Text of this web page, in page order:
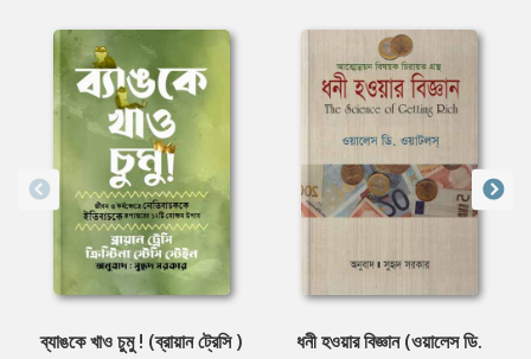
ব্যাঙকে খাও চুমু ! (ব্রায়ান ট্রেসি )
ধনী হওয়ার বিজ্ঞান (ওয়ালেস ডি.